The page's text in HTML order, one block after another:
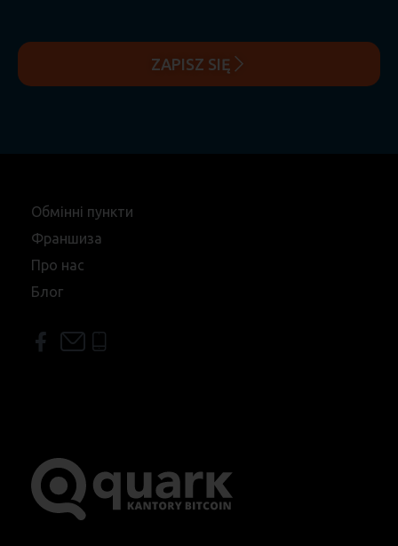
ZAPISZ SIĘ
Обмінні пункти
Франшиза
Про нас
Блог